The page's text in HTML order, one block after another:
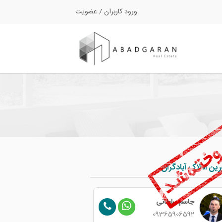
ورود کاربران/ عضویت
املاک آبادگران
جاسم سلطانی
09365906592